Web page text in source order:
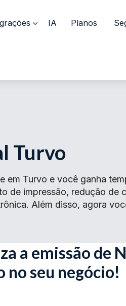
IA Planos
Turvo
em Turvo e você ganha
de impressão, redução de
Além disso, agora
a emissão de
no seu negócio!